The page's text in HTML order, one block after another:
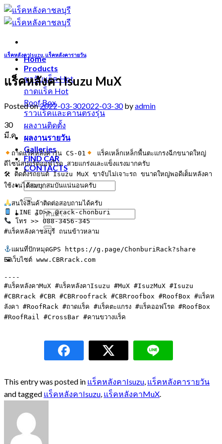
Skip
to
content
Home
Products
ขาจับแร็ค
ถาดแร็ค
Roof Box
ราวแร็คและคานตรงรุ่น
ผลงานติดตั้ง
ผลงานรายวัน
Galleries
FIND CAR
CONTACTS
แร็คหลังคาIsuzu แร็คหลังคารายวัน
แร็คหลังคา Isuzu MuX
Posted on2022-03-302022-03-30byadmin
30
มี.ค.
ถาดแร็คหลังคารุ่น CS-01
แร็คเหล็กเหล็กพื้นตะแกรงฉีกขนาดใหญ่
ดีไซน์สปอร์ตออฟโรด สวยแกร่งและแข็งแรงมากครับ
🛠 ติดตั้งรถยนต์ Isuzu MuX ขาจับไม่เจาะรถ ขนาดใหญ่พอดีเต็มหลังคา
ใช้งานได้สมบุกสมบันแน่นอนครับ
สนใจสินค้าติดต่อสอบถามได้ครับ
โทร >> 088-3456-345
#แร็คหลังคาชลบุรี ถนนข้าวหลาม
แผนที่ปักหมุดGPS https://g.page/ChonburiRack?share
🖼เว็บไซต์ www.CBRrack.com
----
#แร็คหลังคาMuX #แร็คหลังคาIsuzu #MuX #IsuzMuX #Isuzu
#CBRrack #CBR #CBRroofrack #CBRroofbox #RoofBox #แร็คห
ลังคา #RoofRack #ถาดแร็ค #แร็คตะแกรง #แร็คออฟโรด #RoofBox
#RoofRail #CrossBar #คานขวางแร็ค
This entry was posted in แร็คหลังคาIsuzu, แร็คหลังคารายวัน
and tagged แร็คหลังคาIsuzu, แร็คหลังคาMuX.